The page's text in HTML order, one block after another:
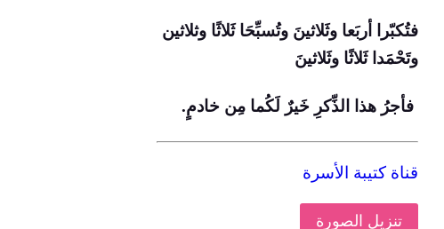
فتُكبّرا أربَعا وثَلاثينَ وتُسبِّحَا ثَلاثًا وثلاثين
وتَحْمَدا ثَلاثًا وثَلاثينَ
فأجرُ هذا الذِّكرِ خَيرٌ لَكُما مِن خادمٍ.
قناة كتيبة الأسرة
تنزيل الصورة